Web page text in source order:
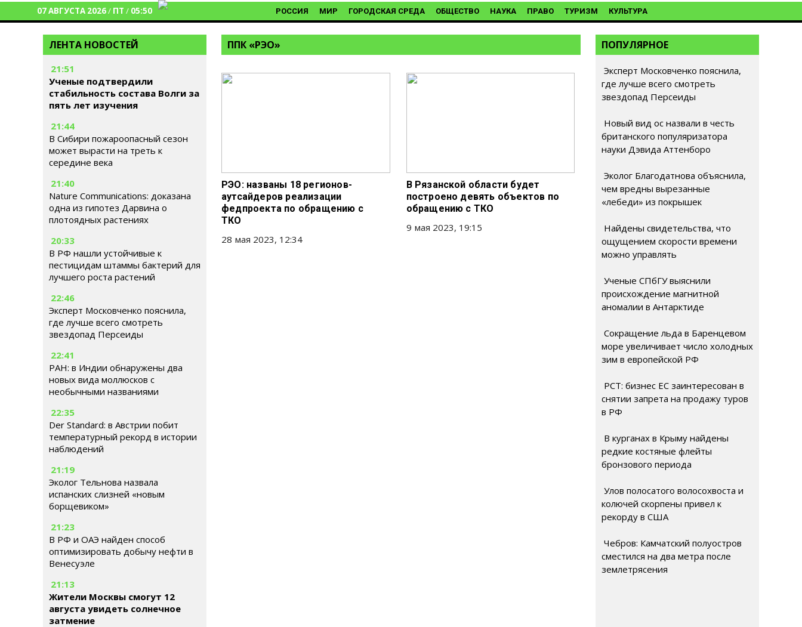
07 АВГУСТА 2026/ ПТ / 05:50 РОССИЯ МИР ГОРОДСКАЯ СРЕДА ОБЩЕСТВО НАУКА ПРАВО ТУРИЗМ КУЛЬТУРА
ЛЕНТА НОВОСТЕЙ
21:51
Ученые подтвердили
стабильность состава Волги за
пять лет изучения
21:44
В Сибири пожароопасный сезон
может вырасти на треть к
середине века
21:40
Nature Communications: доказана
одна из гипотез Дарвина о
плотоядных растениях
20:33
В РФ нашли устойчивые к
пестицидам штаммы бактерий для
лучшего роста растений
22:46
Эксперт Московченко пояснила,
где лучше всего смотреть
звездопад Персеиды
22:41
РАН: в Индии обнаружены два
новых вида моллюсков с
необычными названиями
22:35
Der Standard: в Австрии побит
температурный рекорд в истории
наблюдений
21:19
Эколог Тельнова назвала
испанских слизней «новым
борщевиком»
21:23
В РФ и ОАЭ найден способ
оптимизировать добычу нефти в
Венесуэле
21:13
Жители Москвы смогут 12
августа увидеть солнечное
затмение
ППК «РЭО»
РЭО: названы 18 регионов-
аутсайдеров реализации
федпроекта по обращению с
ТКО
28 мая 2023, 12:34
В Рязанской области будет
построено девять объектов по
обращению с ТКО
9 мая 2023, 19:15
ПОПУЛЯРНОЕ
Эксперт Московченко пояснила,
где лучше всего смотреть
звездопад Персеиды
Новый вид ос назвали в честь
британского популяризатора
науки Дэвида Аттенборо
Эколог Благодатнова объяснила,
чем вредны вырезанные
«лебеди» из покрышек
Найдены свидетельства, что
ощущением скорости времени
можно управлять
Ученые СПбГУ выяснили
происхождение магнитной
аномалии в Антарктиде
Сокращение льда в Баренцевом
море увеличивает число холодных
зим в европейской РФ
РСТ: бизнес ЕС заинтересован в
снятии запрета на продажу туров
в РФ
В курганах в Крыму найдены
редкие костяные флейты
бронзового периода
Улов полосатого волосохвоста и
колючей скорпены привел к
рекорду в США
Чебров: Камчатский полуостров
сместился на два метра после
землетрясения